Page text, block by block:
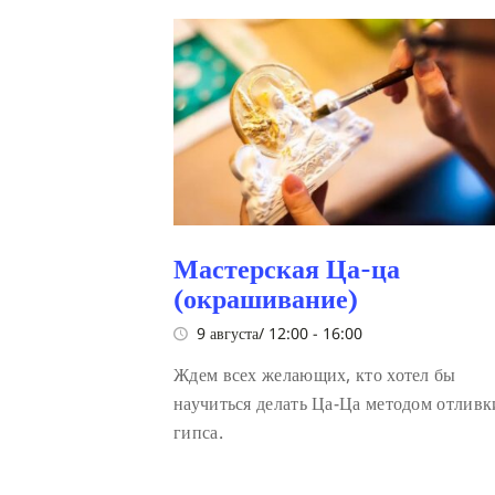
Мастерская Ца-ца
(окрашивание)
9 августа/ 12:00 - 16:00
Ждем всех желающих, кто хотел бы
научиться делать Ца-Ца методом
гипса.